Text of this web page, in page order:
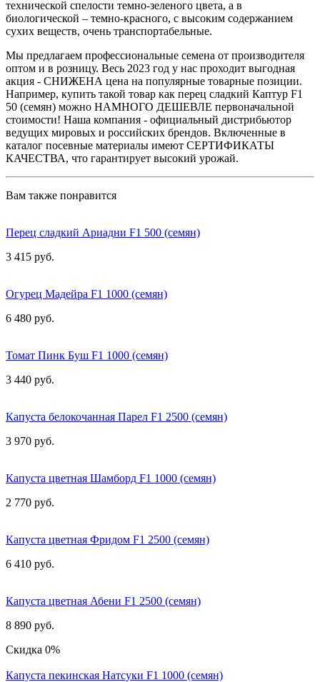
технической спелости темно-зеленого цвета, а в
биологической – темно-красного, с высоким содержанием
сухих веществ, очень транспортабельные.
Мы предлагаем профессиональные семена от производителя
оптом и в розницу. Весь 2023 год у нас проходит выгодная
акция - СНИЖЕНА цена на популярные товарные позиции.
Например, купить такой товар как перец сладкий Каптур F1
50 (семян) можно НАМНОГО ДЕШЕВЛЕ первоначальной
стоимости! Наша компания - официальный дистрибьютор
ведущих мировых и российских брендов. Включенные в
каталог посевные материалы имеют СЕРТИФИКАТЫ
КАЧЕСТВА, что гарантирует высокий урожай.
Вам также понравится
Перец сладкий Ариадни F1 500 (семян)
3 415 руб.
Огурец Мадейра F1 1000 (семян)
6 480 руб.
Томат Пинк Буш F1 1000 (семян)
3 440 руб.
Капуста белокочанная Парел F1 2500 (семян)
3 970 руб.
Капуста цветная Шамборд F1 1000 (семян)
2 770 руб.
Капуста цветная Фридом F1 2500 (семян)
6 410 руб.
Капуста цветная Абени F1 2500 (семян)
8 890 руб.
Скидка 0%
Капуста пекинская Натсуки F1 1000 (семян)